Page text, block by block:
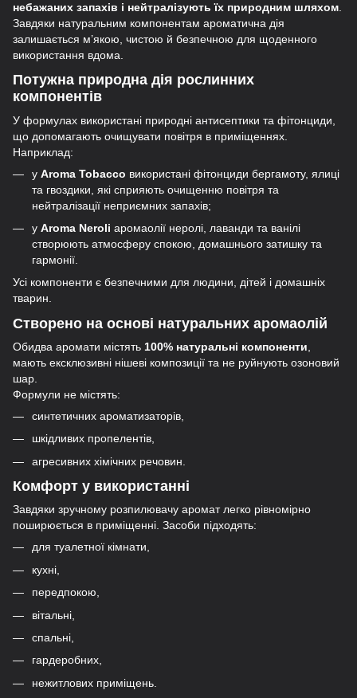
небажаних запахів і нейтралізують їх природним шляхом
Завдяки натуральним компонентам ароматична дія
залишається м’якою, чистою й безпечною для щоденного
використання вдома.
Потужна природна дія рослинних
компонентів
У формулах використані природні антисептики та фітонциди,
що допомагають очищувати повітря в приміщеннях.
Наприклад:
у Aroma Tobacco використані фітонциди бергамоту, ялиці
та гвоздики, які сприяють очищенню повітря та
нейтралізації неприємних запахів;
у Aroma Neroli аромаолії неролі, лаванди та ванілі
створюють атмосферу спокою, домашнього затишку та
гармонії.
Усі компоненти є безпечними для людини, дітей і домашніх
тварин.
Створено на основі натуральних аромаолій
Обидва аромати містять 100% натуральні компоненти
мають ексклюзивні нішеві композиції та не руйнують озоновий
шар.
Формули не містять:
синтетичних ароматизаторів,
шкідливих пропелентів,
агресивних хімічних речовин.
Комфорт у використанні
Завдяки зручному розпилювачу аромат легко рівномірно
поширюється в приміщенні. Засоби підходять:
для туалетної кімнати,
кухні,
передпокою,
вітальні,
спальні,
гардеробних,
нежитлових приміщень.